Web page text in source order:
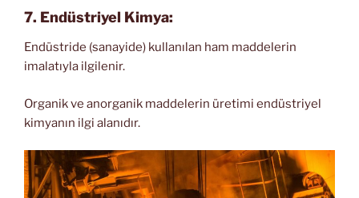
7. Endüstriyel Kimya:
Endüstride (sanayide) kullanılan ham maddelerin
imalatıyla ilgilenir.
Organik ve anorganik maddelerin üretimi endüstriyel
kimyanın ilgi alanıdır.